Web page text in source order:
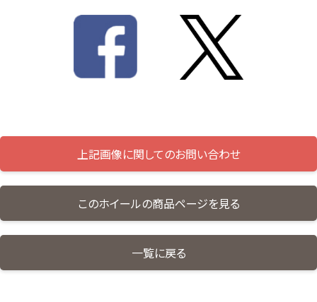
上記画像に関してのお問い合わせ
このホイールの商品ページを見る
一覧に戻る